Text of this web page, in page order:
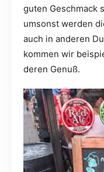
guten Geschmack
umsonst werden
auch in anderen
kommen wir
deren Genuß.